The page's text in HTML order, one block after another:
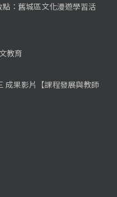
：舊城區文化漫遊學習活
教育
成果影片【課程發展與教師